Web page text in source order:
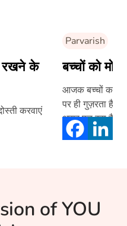
रखने के
करवाएं
Parvarish
बच्चों को
आजक बच्चों का
पर ही गुज़रता है।
असर पड़ रहा है।
पढ़िये लेख
of YOU